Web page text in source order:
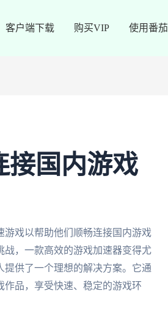
客户端下载 购买VIP 使用番茄
接国内游戏
戏以帮助他们顺畅连接国内游戏
，一款高效的游戏加速器变得尤
供了一个理想的解决方案。它通
品，享受快速、稳定的游戏环